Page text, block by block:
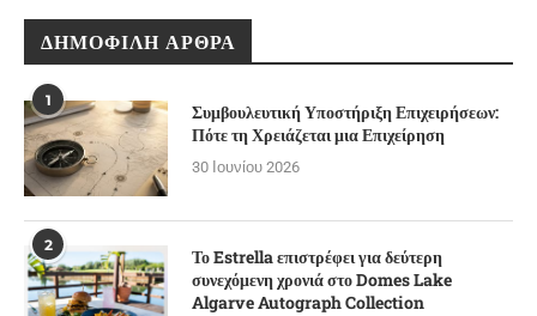
ΔΗΜΟΦΙΛΉ ΆΡΘΡΑ
1
Συμβουλευτική Υποστήριξη Επιχειρήσεων:
Πότε τη Χρειάζεται μια Επιχείρηση
30 Ιουνίου 2026
2
Το Estrella επιστρέφει για δεύτερη
συνεχόμενη χρονιά στο Domes Lake
Algarve Autograph Collection